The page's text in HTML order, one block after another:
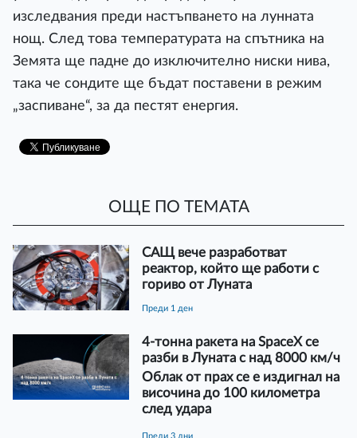
изследвания преди настъпването на лунната
нощ. След това температурата на спътника на
Земята ще падне до изключително ниски нива,
така че сондите ще бъдат поставени в режим
„заспиване“, за да пестят енергия.
ОЩЕ ПО ТЕМАТА
САЩ вече разработват
реактор, който ще работи с
гориво от Луната
преди 1 ден
4-тонна ракета на SpaceX се
разби в Луната с над 8000 км/ч
Облак от прах се е издигнал на
височина до 100 километра
след удара
преди 3 дни